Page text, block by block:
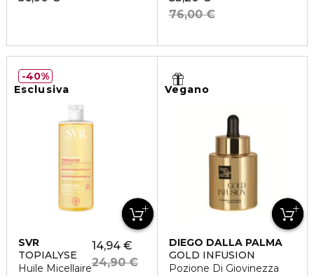
76,00 €
Esclusiva
SVR
TOPIALYSE
Huile Micellaire
14,94 €
24,90 €
40%
Vegano
DIEGO DALLA PALMA
GOLD INFUSION
Pozione Di Giovinezza